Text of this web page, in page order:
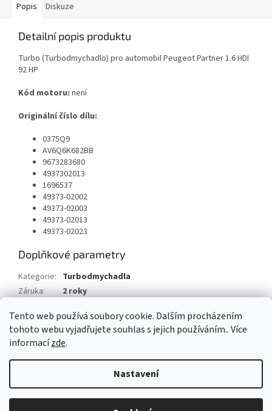
Tento web používá soubory cookie. Dalším procházením
tohoto webu vyjadřujete souhlas s jejich používáním.. Více
informacízde.
Nastavení
Popis Diskuze
Detailní popis produktu
Turbo (Turbodmychadlo) pro automobil Peugeot Partner 1.6 HDI
92 HP
Kód motoru: není
Originální číslo dílu:
0375Q9
AV6Q6K682BB
9673283680
4937302013
1696537
49373-02002
49373-02003
49373-02013
49373-02023
Doplňkové parametry
Kategorie: Turbodmychadla
Záruka:
2 roky
Copyright 2026AUTOSV - repasované posilovače řízení. Všechna